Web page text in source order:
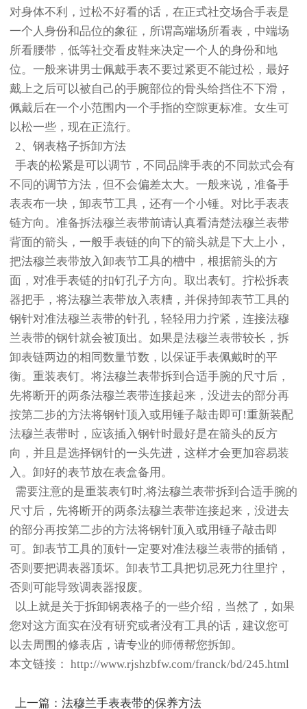
对身体不利，过松不好看的话，在正式社交场合手表是
一个人身份和品位的象征，所谓高端场所看表，中端场
所看腰带，低等社交看皮鞋来决定一个人的身份和地
位。一般来讲男士佩戴手表不要过紧更不能过松，最好
戴上之后可以被自己的手腕部位的骨头给挡住不下滑，
佩戴后在一个小范围内一个手指的空隙更标准。女生可
以松一些，现在正流行。
2、钢表格子拆卸方法
手表的松紧是可以调节，不同品牌手表的不同款式会有
不同的调节方法，但不会偏差太大。一般来说，准备手
表表布一块，卸表节工具，还有一个小锤。对比手表表
链方向。准备拆法穆兰表带前请认真看清楚法穆兰表带
背面的箭头，一般手表链的向下的箭头就是下大上小，
把法穆兰表带放入卸表节工具的槽中，根据箭头的方
面，对准手表链的扣钉孔子方向。取出表钉。拧松拆表
器把手，将法穆兰表带放入表糟，并保持卸表节工具的
钢针对准法穆兰表带的针孔，轻轻用力拧紧，连接法穆
兰表带的钢针就会被顶出。如果是法穆兰表带较长，拆
卸表链两边的相同数量节数，以保证手表佩戴时的平
衡。重装表钉。将法穆兰表带拆到合适手腕的尺寸后，
先将断开的两条法穆兰表带连接起来，没进去的部分再
按第二步的方法将钢针顶入或用锤子敲击即可!重新装配
法穆兰表带时，应该插入钢针时最好是在箭头的反方
向，并且是选择钢针的一头先进，这样才会更加容易装
入。卸好的表节放在表盒备用。
需要注意的是重装表钉时,将法穆兰表带拆到合适手腕的
尺寸后，先将断开的两条法穆兰表带连接起来，没进去
的部分再按第二步的方法将钢针顶入或用锤子敲击即
可。卸表节工具的顶针一定要对准法穆兰表带的插销，
否则要把调表器顶坏。卸表节工具把切忌死力往里拧，
否则可能导致调表器报废。
以上就是关于拆卸钢表格子的一些介绍，当然了，如果
您对这方面实在没有研究或者没有工具的话，建议您可
以去周围的修表店，请专业的师傅帮您拆卸。
本文链接： http://www.rjshzbfw.com/franck/bd/245.html
上一篇：法穆兰手表表带的保养方法